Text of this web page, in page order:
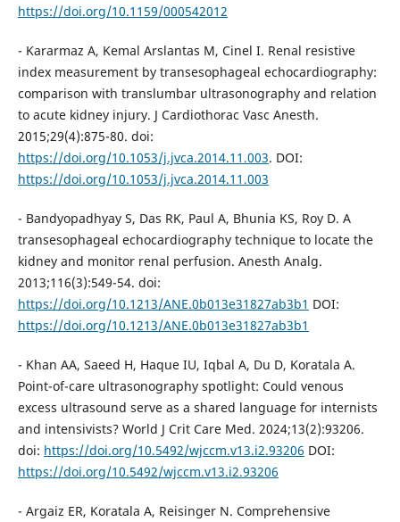
https://doi.org/10.1159/000542012
- Kararmaz A, Kemal Arslantas M, Cinel I. Renal resistive
index measurement by transesophageal echocardiography:
comparison with translumbar ultrasonography and relation
to acute kidney injury. J Cardiothorac Vasc Anesth.
2015;29(4):875-80. doi:
https://doi.org/10.1053/j.jvca.2014.11.003. DOI:
https://doi.org/10.1053/j.jvca.2014.11.003
- Bandyopadhyay S, Das RK, Paul A, Bhunia KS, Roy D. A
transesophageal echocardiography technique to locate the
kidney and monitor renal perfusion. Anesth Analg.
2013;116(3):549-54. doi:
https://doi.org/10.1213/ANE.0b013e31827ab3b1 DOI:
https://doi.org/10.1213/ANE.0b013e31827ab3b1
- Khan AA, Saeed H, Haque IU, Iqbal A, Du D, Koratala A.
Point-of-care ultrasonography spotlight: Could venous
excess ultrasound serve as a shared language for internists
and intensivists? World J Crit Care Med. 2024;13(2):93206.
doi: https://doi.org/10.5492/wjccm.v13.i2.93206 DOI:
https://doi.org/10.5492/wjccm.v13.i2.93206
- Argaiz ER, Koratala A, Reisinger N. Comprehensive